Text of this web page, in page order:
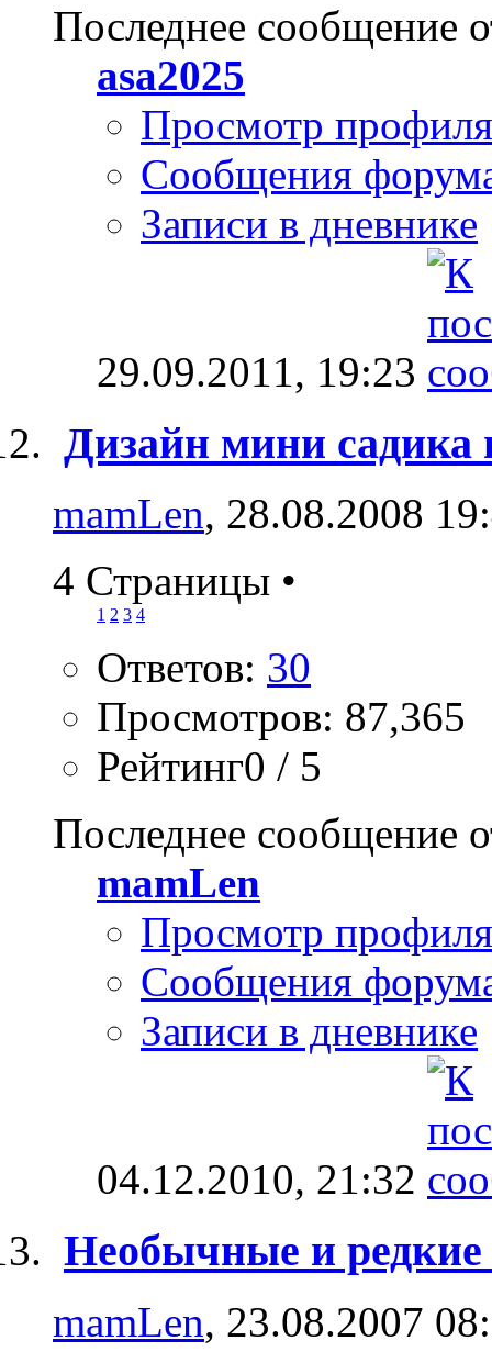
Последнее сообщение
asa2025
Просмотр профиля
Сообщения
Записи в дневнике
29.09.2011, 19:23
Дизайн мини садика
mamLen, 28.08.2008
4 Страницы •
1 2 3 4
Ответов: 30
Просмотров: 87,365
Рейтинг0 / 5
Последнее сообщение
mamLen
Просмотр профиля
Сообщения
Записи в дневнике
04.12.2010, 21:32
Необычные и
mamLen, 23.08.2007